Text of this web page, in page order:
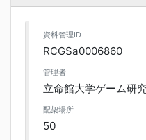
資料管理ID
RCGSa0006860
管理者
立命館大学ゲーム研
配架場所
50